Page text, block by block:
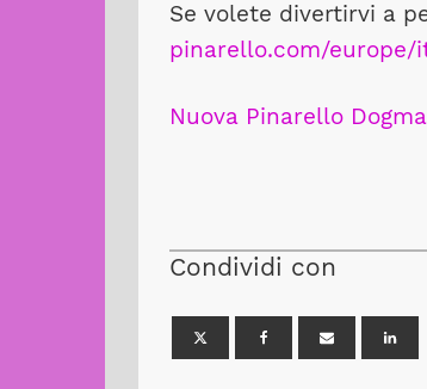
Se volete divertirvi a
pinarello.com/europe/
Nuova Pinarello
Condividi con